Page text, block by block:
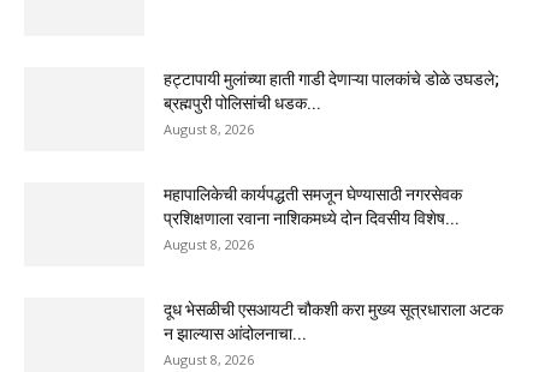
हट्टापायी मुलांच्या हाती गाडी देणाऱ्या पालकांचे डोळे उघडले;
ब्रह्मपुरी पोलिसांची धडक...
August 8, 2026
महापालिकेची कार्यपद्धती समजून घेण्यासाठी नगरसेवक
प्रशिक्षणाला रवाना नाशिकमध्ये दोन दिवसीय विशेष...
August 8, 2026
दूध भेसळीची एसआयटी चौकशी करा मुख्य सूत्रधाराला अटक
न झाल्यास आंदोलनाचा...
August 8, 2026